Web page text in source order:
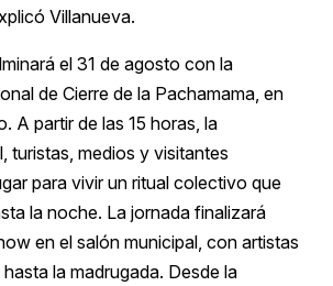
Villanueva.
el 31 de agosto con la
de Cierre de la Pachamama, en
A partir de las 15 horas, la
turistas, medios y visitantes
para vivir un ritual colectivo que
la noche. La jornada finalizará
en el salón municipal, con artistas
la madrugada. Desde la